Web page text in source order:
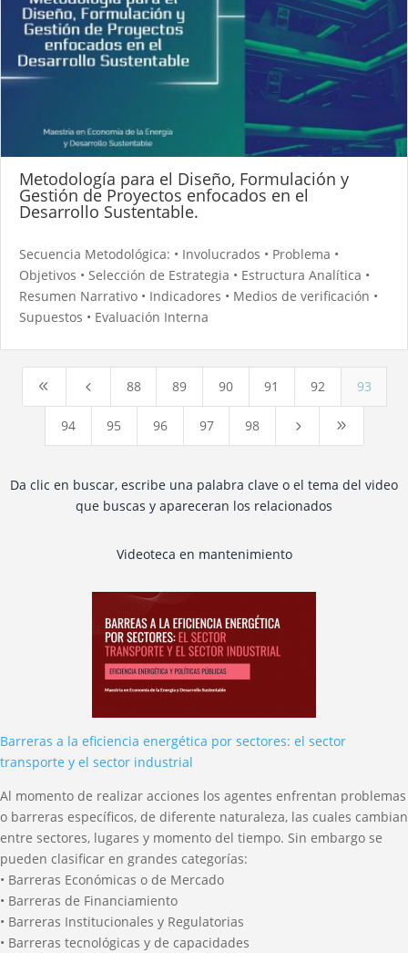
Metodología para el Diseño, Formulación y
Gestión de Proyectos enfocados en el
Desarrollo Sustentable.
Secuencia Metodológica: • Involucrados • Problema •
Objetivos • Selección de Estrategia • Estructura Analítica •
Resumen Narrativo • Indicadores • Medios de verificación •
Supuestos • Evaluación Interna
8 4 88 89 90 91 92 93
94 95 96 97 98 5 9
Da clic en buscar, escribe una palabra clave o el tema del video
que buscas y apareceran los relacionados
Videoteca en mantenimiento
Barreras a la eficiencia energética por sectores: el sector
transporte y el sector industrial
Al momento de realizar acciones los agentes enfrentan problemas
o barreras específicos, de diferente naturaleza, las cuales cambian
entre sectores, lugares y momento del tiempo. Sin embargo se
pueden clasificar en grandes categorías:
• Barreras Económicas o de Mercado
• Barreras de Financiamiento
• Barreras Institucionales y Regulatorias
• Barreras tecnológicas y de capacidades